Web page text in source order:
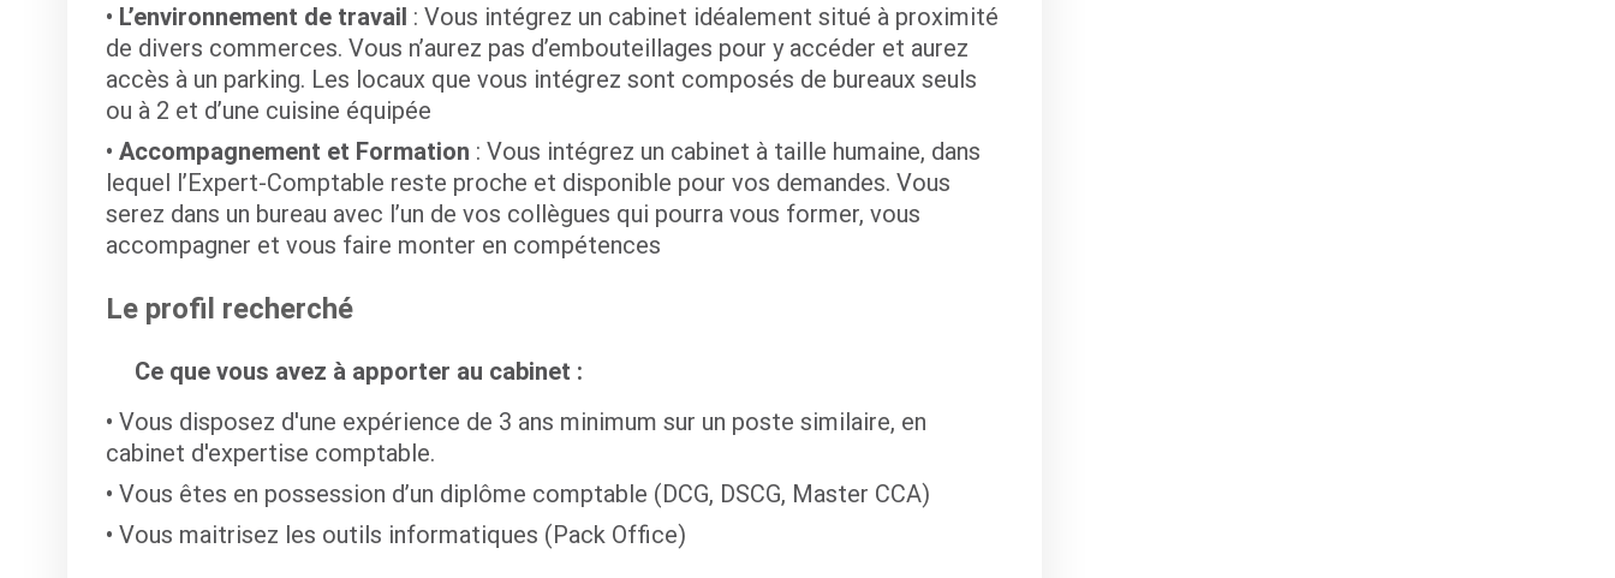
L’environnement de travail : Vous intégrez un cabinet idéalement situé à proximité
de divers commerces. Vous n’aurez pas d’embouteillages pour y accéder et aurez
accès à un parking. Les locaux que vous intégrez sont composés de bureaux seuls
ou à 2 et d’une cuisine équipée
Accompagnement et Formation : Vous intégrez un cabinet à taille humaine, dans
lequel l’Expert-Comptable reste proche et disponible pour vos demandes. Vous
serez dans un bureau avec l’un de vos collègues qui pourra vous former, vous
accompagner et vous faire monter en compétences
Le profil recherché
Ce que vous avez à apporter au cabinet :
Vous disposez d'une expérience de 3 ans minimum sur un poste similaire, en
cabinet d'expertise comptable.
Vous êtes en possession d’un diplôme comptable (DCG, DSCG, Master CCA)
Vous maitrisez les outils informatiques (Pack Office)